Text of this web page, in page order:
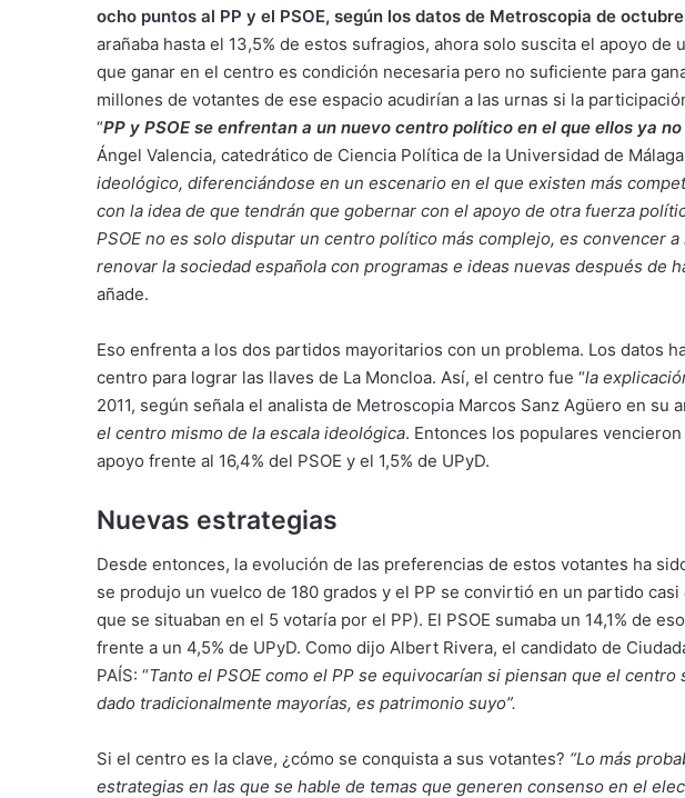
ocho puntos al PP y el PSOE, según los datos de Metroscopia de
arañaba hasta el 13,5% de estos sufragios, ahora solo suscita el apoyo de
que ganar en el centro es condición necesaria pero no suficiente para
millones de votantes de ese espacio acudirían a las urnas si la
“PP y PSOE se enfrentan a un nuevo centro político en el que ellos ya
Ángel Valencia, catedrático de Ciencia Política de la Universidad de
ideológico, diferenciándose en un escenario en el que existen más
con la idea de que tendrán que gobernar con el apoyo de otra fuerza
PSOE no es solo disputar un centro político más complejo, es convencer
renovar la sociedad española con programas e ideas nuevas después de
añade.
Eso enfrenta a los dos partidos mayoritarios con un problema. Los datos
centro para lograr las llaves de La Moncloa. Así, el centro fue “la
2011, según señala el analista de Metroscopia Marcos Sanz Agüero en su
el centro mismo de la escala ideológica. Entonces los populares
apoyo frente al 16,4% del PSOE y el 1,5% de UPyD.
Nuevas estrategias
Desde entonces, la evolución de las preferencias de estos votantes ha
se produjo un vuelco de 180 grados y el PP se convirtió en un partido casi
que se situaban en el 5 votaría por el PP). El PSOE sumaba un 14,1% de
frente a un 4,5% de UPyD. Como dijo Albert Rivera, el candidato de
PAÍS: “Tanto el PSOE como el PP se equivocarían si piensan que el
dado tradicionalmente mayorías, es patrimonio suyo”.
Si el centro es la clave, ¿cómo se conquista a sus votantes? “Lo más
estrategias en las que se hable de temas que generen consenso en el